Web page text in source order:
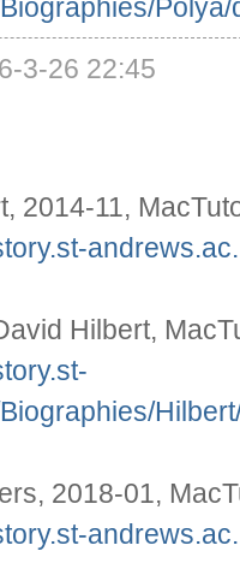
Polya/
3-26 22:45
2014-11,
Hilbert,
2018-01,